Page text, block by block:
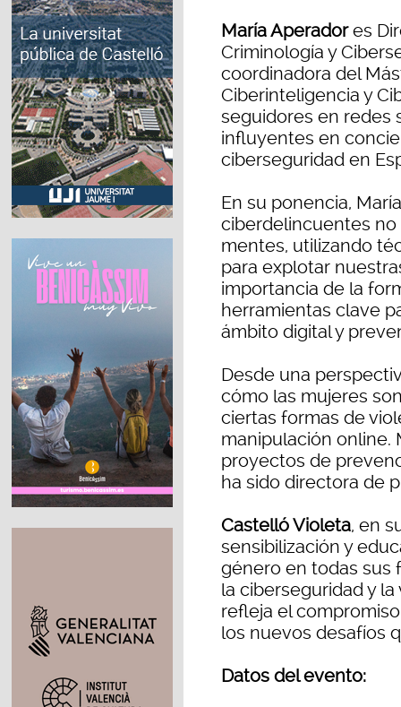
María Aperadores
Criminología y
coordinadora del
Ciberinteligencia y
seguidores en redes
influyentes en
ciberseguridad en
En su ponencia,
ciberdelincuentes no
mentes, utilizando
para explotar
importancia de la
herramientas clave
ámbito digital y
Desde una
cómo las mujeres
ciertas formas de
manipulación online.
proyectos de
ha sido directora de
Castelló Violeta, en
sensibilización y
género en todas sus
la ciberseguridad y
refleja el
los nuevos desafíos
Datos del evento: